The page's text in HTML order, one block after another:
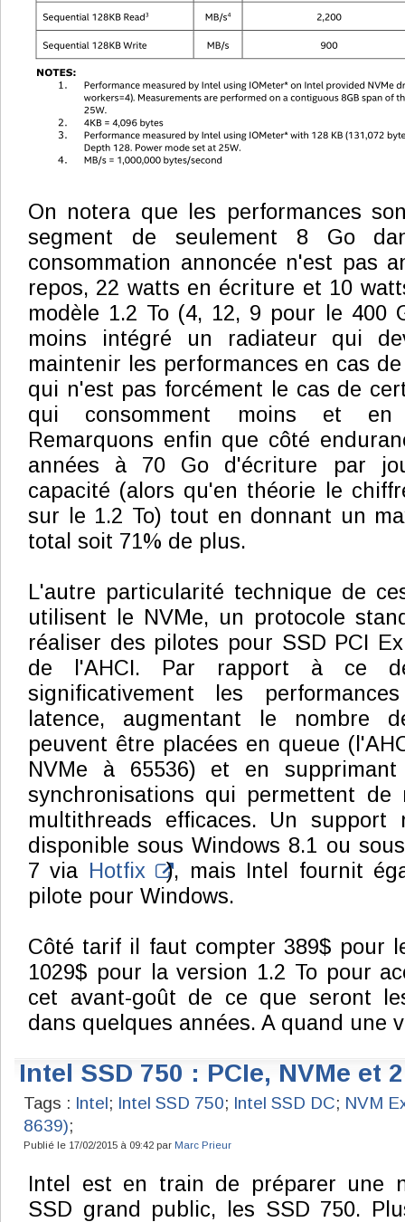
On notera que les performances
segment de seulement 8 Go
consommation annoncée n'est pas
repos, 22 watts en écriture et 10
modèle 1.2 To (4, 12, 9 pour le 400
moins intégré un radiateur qui
maintenir les performances en cas
qui n'est pas forcément le cas de
qui consomment moins et en
Remarquons enfin que côté
années à 70 Go d'écriture par
capacité (alors qu'en théorie le
sur le 1.2 To) tout en donnant un
total soit 71% de plus.
L'autre particularité technique de
utilisent le NVMe, un protocole
réaliser des pilotes pour SSD PCI
de l'AHCI. Par rapport à ce
significativement les
latence, augmentant le nombre
peuvent être placées en queue
NVMe à 65536) et en
synchronisations qui permettent de
multithreads efficaces. Un
disponible sous Windows 8.1 ou
7 via Hotfix ), mais Intel fournit
pilote pour Windows.
Côté tarif il faut compter 389$ pour
1029$ pour la version 1.2 To pour
cet avant-goût de ce que seront
dans quelques années. A quand une
Intel SSD 750 : PCIe, NVMe et
Tags : Intel; Intel SSD 750; Intel SSD DC; NVM
8639);
Publié le 17/02/2015 à 09:42 par Marc Prieur
Intel est en train de préparer une
SSD grand public, les SSD 750.